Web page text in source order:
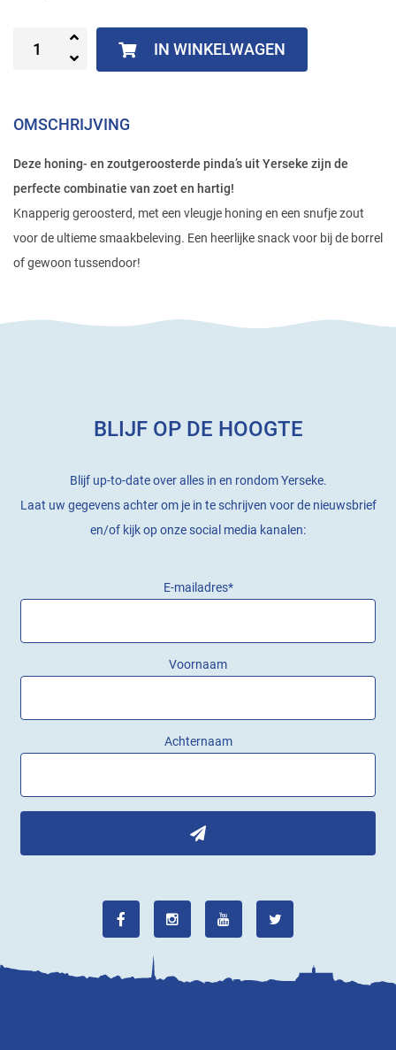
IN WINKELWAGEN
OMSCHRIJVING
Deze honing- en zoutgeroosterde pinda’s uit Yerseke zijn de
perfecte combinatie van zoet en hartig!
Knapperig geroosterd, met een vleugje honing en een snufje zout
voor de ultieme smaakbeleving. Een heerlijke snack voor bij de borrel
of gewoon tussendoor!
BLIJF OP DE HOOGTE
Blijf up-to-date over alles in en rondom Yerseke.
Laat uw gegevens achter om je in te schrijven voor de nieuwsbrief
en/of kijk op onze social media kanalen:
E-mailadres*
Voornaam
Achternaam